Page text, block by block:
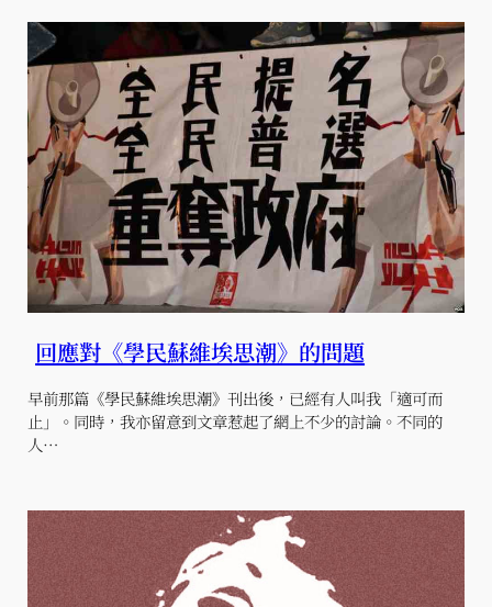
回應對《學民蘇維埃思潮》的問題
早前那篇《學民蘇維埃思潮》刊出後，已經有人叫我「適可而
止」。同時，我亦留意到文章惹起了網上不少的討論。不同的
人…